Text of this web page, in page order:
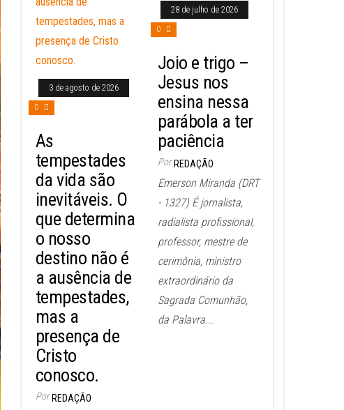
3 de agosto de 2026
0
As
tempestades
da vida são
inevitáveis. O
que determina
o nosso
destino não é
a ausência de
tempestades,
mas a
presença de
Cristo
conosco.
Por REDAÇÃO
28 de julho de 2026
0
Joio e trigo –
Jesus nos
ensina nessa
parábola a ter
paciência
Por REDAÇÃO
Emerson Miranda (DRT
- 1327) É jornalista,
radialista profissional,
professor, mestre de
cerimônia, ministro
extraordinário da
Sagrada Comunhão,
da Palavra...